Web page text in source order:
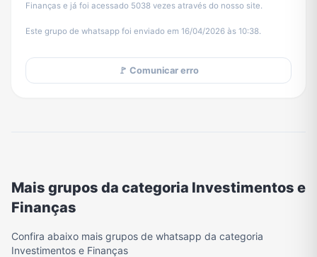
Finanças e já foi acessado 5038 vezes através do nosso site.
Este grupo de whatsapp foi enviado em 16/04/2026 às 10:38.
🚩 Comunicar erro
Mais grupos da categoria Investimentos e
Finanças
Confira abaixo mais grupos de whatsapp da categoria
Investimentos e Finanças